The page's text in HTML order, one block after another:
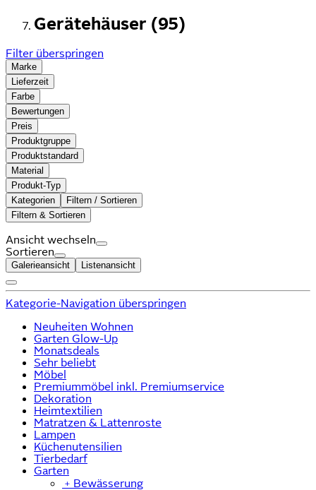
Gerätehäuser (95)
Filter überspringen
Marke
Lieferzeit
Farbe
Bewertungen
Preis
Produktgruppe
Produktstandard
Material
Produkt-Typ
Kategorien
Filtern / Sortieren
Filtern & Sortieren
Ansicht wechseln
Sortieren
Galerieansicht Listenansicht
Kategorie-Navigation überspringen
Neuheiten Wohnen
Garten Glow-Up
Monatsdeals
Sehr beliebt
Möbel
Premiummöbel inkl. Premiumservice
Dekoration
Heimtextilien
Matratzen & Lattenroste
Lampen
Küchenutensilien
Tierbedarf
Garten
﹢ Bewässerung